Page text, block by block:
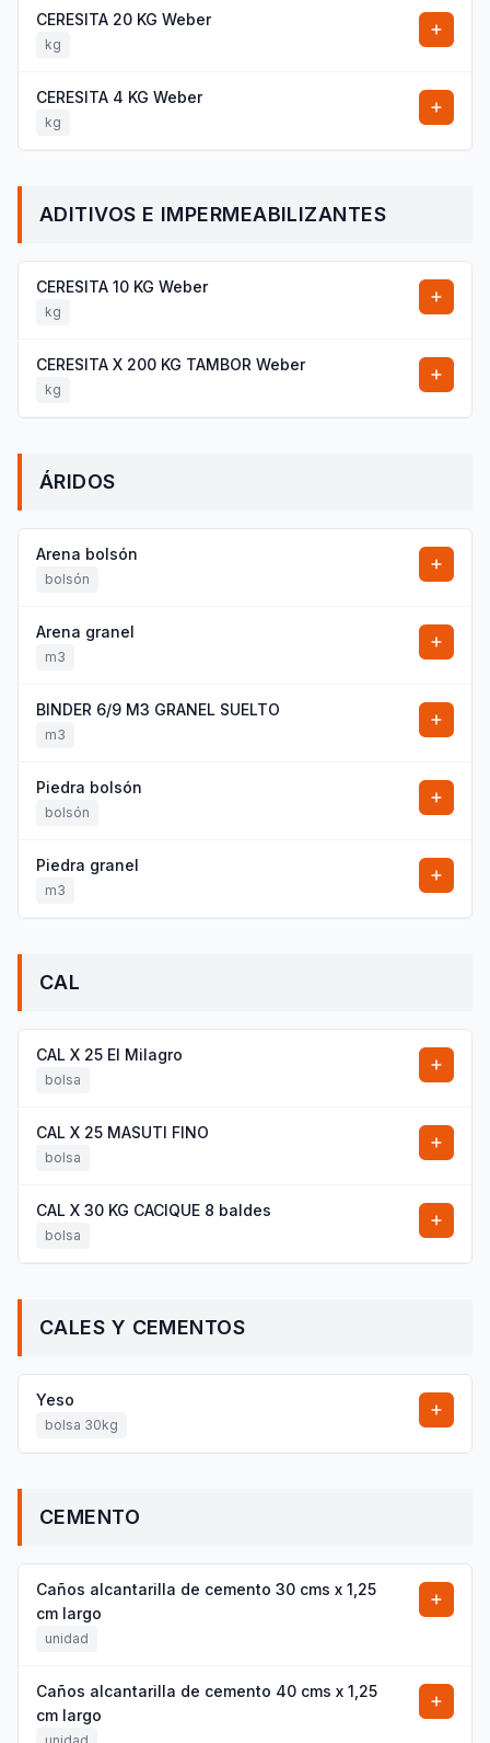
CERESITA 20 KG Weber
kg
CERESITA 4 KG Weber
kg
ADITIVOS E IMPERMEABILIZANTES
CERESITA 10 KG Weber
kg
CERESITA X 200 KG TAMBOR Weber
kg
ÁRIDOS
Arena bolsón
bolsón
Arena granel
m3
BINDER 6/9 M3 GRANEL SUELTO
m3
Piedra bolsón
bolsón
Piedra granel
m3
CAL
CAL X 25 El Milagro
bolsa
CAL X 25 MASUTI FINO
bolsa
CAL X 30 KG CACIQUE 8 baldes
bolsa
CALES Y CEMENTOS
Yeso
bolsa 30kg
CEMENTO
Caños alcantarilla de cemento 30 cms x 1,25
cm largo
unidad
Caños alcantarilla de cemento 40 cms x 1,25
cm largo